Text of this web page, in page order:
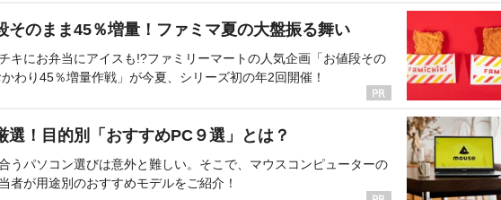
そのまま45％増量！ファミマ夏の大盤振る舞い
キにお弁当にアイスも!?ファミリーマートの人気企画「お値段その
わり45％増量作戦」が今夏、シリーズ初の年2回開催！
選！目的別「おすすめPC９選」とは？
うパソコン選びは意外と難しい。そこで、マウスコンピューターの
者が用途別のおすすめモデルをご紹介！